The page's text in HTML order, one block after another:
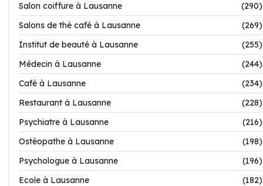
Salon coiffure à Lausanne
(290)
Salons de thé café à Lausanne
(269)
Institut de beauté à Lausanne
(255)
Médecin à Lausanne
(244)
Café à Lausanne
(234)
Restaurant à Lausanne
(228)
Psychiatre à Lausanne
(216)
Ostéopathe à Lausanne
(198)
Psychologue à Lausanne
(196)
Ecole à Lausanne
(182)